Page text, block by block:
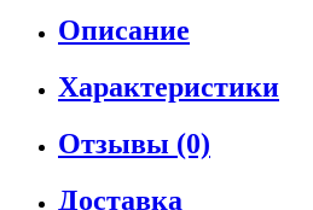
Описание
Характеристики
Отзывы (0)
Доставка